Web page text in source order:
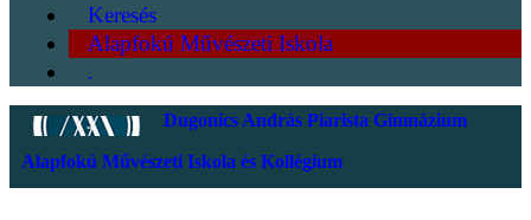
Keresés
Alapfokú Művészeti Iskola
.
Dugonics András Piarista Gimnázium
Alapfokú Művészeti Iskola és Kollégium